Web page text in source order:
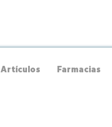
Artículos Farmacias